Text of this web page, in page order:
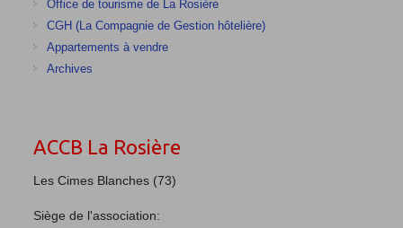
Office de tourisme de La Rosière
CGH (La Compagnie de Gestion hôtelière)
Appartements à vendre
Archives
ACCB La Rosière
Les Cimes Blanches (73)
Siège de l'association: